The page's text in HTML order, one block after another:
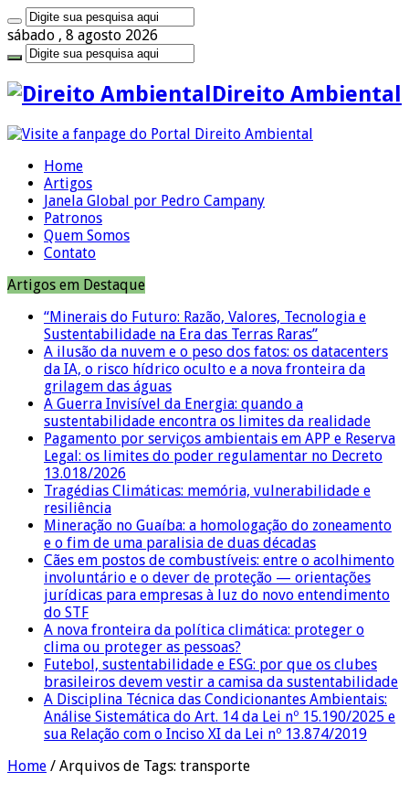
sábado , 8 agosto 2026
Direito Ambiental
Home
Artigos
Janela Global por Pedro Campany
Patronos
Quem Somos
Contato
Artigos em Destaque
“Minerais do Futuro: Razão, Valores, Tecnologia e
Sustentabilidade na Era das Terras Raras”
A ilusão da nuvem e o peso dos fatos: os datacenters
da IA, o risco hídrico oculto e a nova fronteira da
grilagem das águas
A Guerra Invisível da Energia: quando a
sustentabilidade encontra os limites da realidade
Pagamento por serviços ambientais em APP e Reserva
Legal: os limites do poder regulamentar no Decreto
13.018/2026
Tragédias Climáticas: memória, vulnerabilidade e
resiliência
Mineração no Guaíba: a homologação do zoneamento
e o fim de uma paralisia de duas décadas
Cães em postos de combustíveis: entre o acolhimento
involuntário e o dever de proteção — orientações
jurídicas para empresas à luz do novo entendimento
do STF
A nova fronteira da política climática: proteger o
clima ou proteger as pessoas?
Futebol, sustentabilidade e ESG: por que os clubes
brasileiros devem vestir a camisa da sustentabilidade
A Disciplina Técnica das Condicionantes Ambientais:
Análise Sistemática do Art. 14 da Lei nº 15.190/2025 e
sua Relação com o Inciso XI da Lei nº 13.874/2019
Home / Arquivos de Tags: transporte